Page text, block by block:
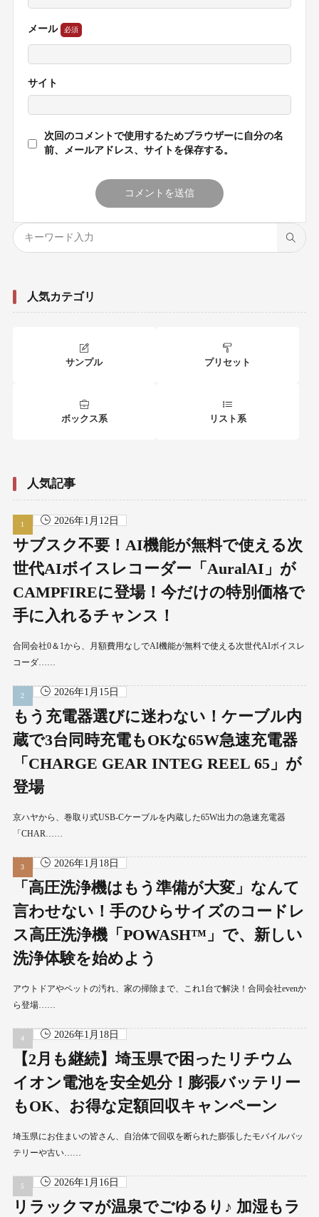
メール
サイト
次回のコメントで使用するためブラウザーに自分の名
前、メールアドレス、サイトを保存する。
人気カテゴリ
サンプル プリセット
ボックス系 リスト系
人気記事
2026年1月12日
サブスク不要！AI機能が無料で使える次
世代AIボイスレコーダー「AuralAI」が
CAMPFIREに登場！今だけの特別価格で
手に入れるチャンス！
合同会社0＆1から、月額費用なしでAI機能が無料で使える次世代AIボイスレ
コーダ……
2026年1月15日
もう充電器選びに迷わない！ケーブル内
蔵で3台同時充電もOKな65W急速充電器
「CHARGE GEAR INTEG REEL 65」が
登場
京ハヤから、巻取り式USB-Cケーブルを内蔵した65W出力の急速充電器
「CHAR……
2026年1月18日
「高圧洗浄機はもう準備が大変」なんて
言わせない！手のひらサイズのコードレ
ス高圧洗浄機「POWASH™」で、新しい
洗浄体験を始めよう
アウトドアやペットの汚れ、家の掃除まで、これ1台で解決！合同会社evenか
ら登場……
2026年1月18日
【2月も継続】埼玉県で困ったリチウム
イオン電池を安全処分！膨張バッテリー
もOK、お得な定額回収キャンペーン
埼玉県にお住まいの皆さん、自治体で回収を断られた膨張したモバイルバッ
テリーや古い……
2026年1月16日
リラックマが温泉でごゆるり♪ 加湿もラ